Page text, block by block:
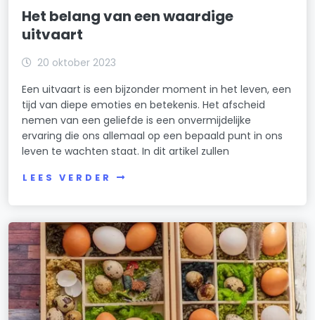
Het belang van een waardige
uitvaart
20 oktober 2023
Een uitvaart is een bijzonder moment in het leven, een
tijd van diepe emoties en betekenis. Het afscheid
nemen van een geliefde is een onvermijdelijke
ervaring die ons allemaal op een bepaald punt in ons
leven te wachten staat. In dit artikel zullen
LEES VERDER